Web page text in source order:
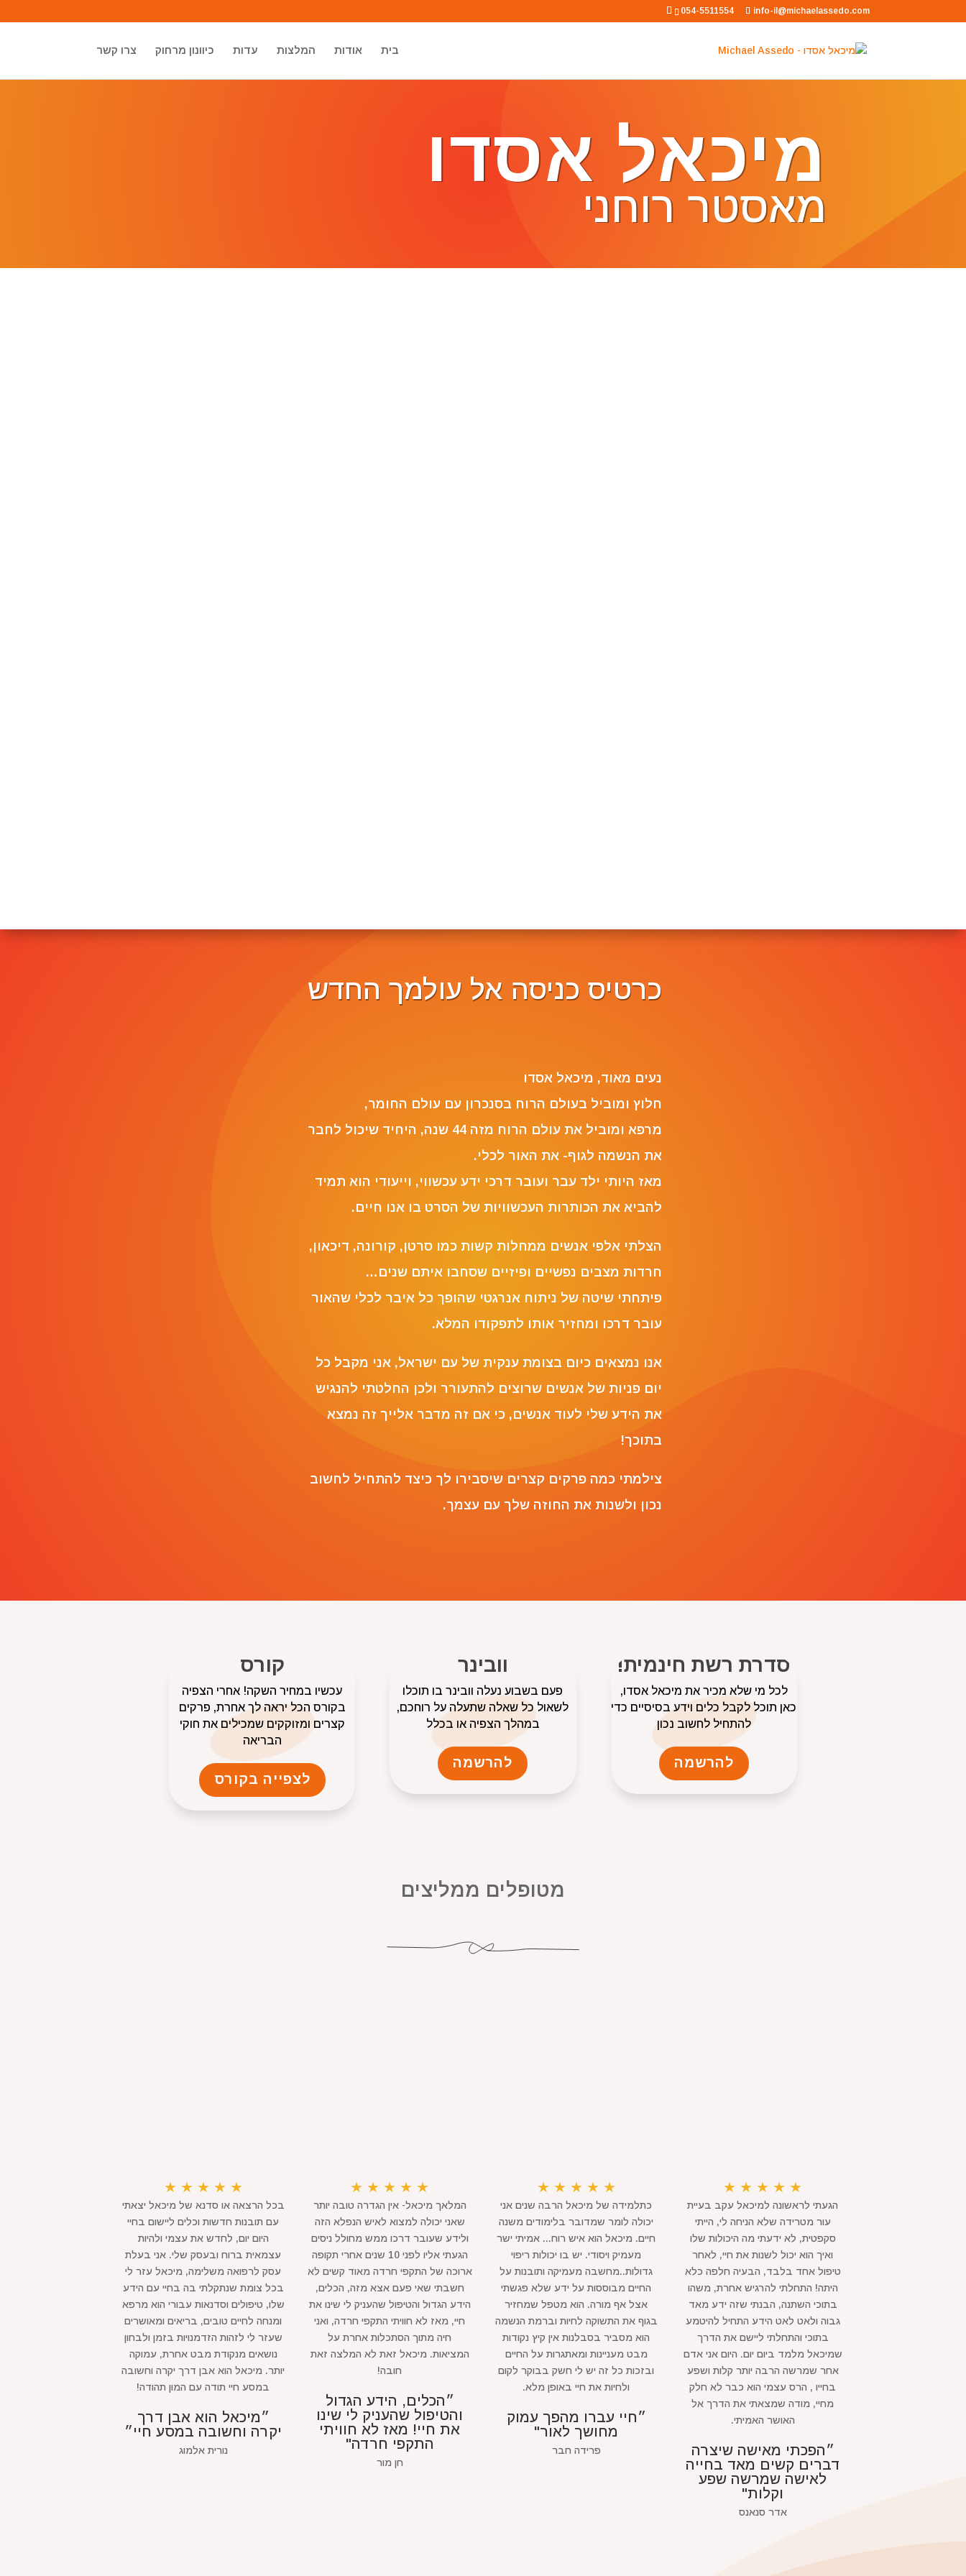
054-5511554 info-il@michaelassedo.com
בית אודות המלצות עדות כיוונון מרחוק צרו קשר
מיכאל אסדו
מאסטר רוחני
כרטיס כניסה אל עולמך החדש
נעים מאוד, ‏מיכאל אסדו
חלוץ ומוביל בעולם הרוח בסנכרון עם עולם החומר,
מרפא ומוביל את עולם הרוח מזה 44 שנה, היחיד שיכול לחבר
את הנשמה לגוף- את האור לכלי.
מאז היותי ילד עבר ועובר דרכי ידע עכשווי, וייעודי הוא תמיד
להביא את הכותרות העכשוויות של הסרט בו אנו חיים.
הצלתי אלפי אנשים ממחלות קשות כמו סרטן, קורונה, דיכאון,
חרדות מצבים נפשיים ופיזיים שסחבו איתם שנים…
פיתחתי שיטה של ניתוח אנרגטי שהופך כל איבר לכלי שהאור
עובר דרכו ומחזיר אותו לתפקודו המלא.
אנו נמצאים כיום בצומת ענקית של עם ישראל, אני מקבל כל
יום פניות של אנשים שרוצים להתעורר ולכן החלטתי להנגיש
את הידע שלי לעוד אנשים, כי אם זה מדבר אלייך זה נמצא
בתוכך!
צילמתי כמה פרקים קצרים שיסבירו לך כיצד להתחיל לחשוב
נכון ולשנות את החוזה שלך עם עצמך.
קורס
עכשיו במחיר השקה! אחרי הצפיה
בקורס הכל יראה לך אחרת, פרקים
קצרים ומזוקקים שמכילים את חוקי
הבריאה
לצפייה בקורס
וובינר
פעם בשבוע נעלה וובינר בו תוכלו
לשאול כל שאלה שתעלה על רוחכם,
במהלך הצפיה או בכלל
להרשמה
סדרת רשת חינמית!
לכל מי שלא מכיר את מיכאל אסדו,
כאן תוכל לקבל כלים וידע בסיסיים כדי
להתחיל לחשוב נכון
להרשמה
מטופלים ממליצים
★
★
★
★
★
בכל הרצאה או סדנא של מיכאל יצאתי
עם תובנות חדשות וכלים ליישום בחיי
היום יום, לחדש את עצמי ולהיות
עצמאית ברוח ובעסק שלי. אני בעלת
עסק לרפואה משלימה, מיכאל עזר לי
בכל צומת שנתקלתי בה בחיי עם הידע
שלו, טיפולים וסדנאות עבורי הוא מרפא
ומנחה לחיים טובים, בריאים ומאושרים
שעזר לי לזהות הזדמנויות בזמן ולבחון
נושאים מנקודת מבט אחרת, עמוקה
יותר. מיכאל הוא אבן דרך יקרה וחשובה
במסע חיי תודה עם המון תהודה!
״מיכאל הוא אבן דרך
יקרה וחשובה במסע חיי״
נורית אלמוג
★
★
★
★
★
המלאך מיכאל- אין הגדרה טובה יותר
שאני יכולה למצוא לאיש הנפלא הזה
ולידע שעובר דרכו ממש מחולל ניסים
הגעתי אליו לפני 10 שנים אחרי תקופה
ארוכה של התקפי חרדה מאוד קשים לא
חשבתי שאי פעם אצא מזה, הכלים,
הידע הגדול והטיפול שהעניק לי שינו את
חיי, מאז לא חוויתי התקפי חרדה, ואני
חיה מתוך הסתכלות אחרת על
המציאות. מיכאל זאת לא המלצה זאת
חובה!
״הכלים, הידע הגדול
והטיפול שהעניק לי שינו
את חיי! מאז לא חוויתי
התקפי חרדה"
חן מור
★
★
★
★
★
כתלמידה של מיכאל הרבה שנים אני
יכולה לומר שמדובר בלימודים משנה
חיים. מיכאל הוא איש רוח... אמיתי ישר
מעמיק ויסודי. יש בו יכולות ריפוי
גדולות..מחשבה מעמיקה ותובנות על
החיים מבוססות על ידע שלא פגשתי
אצל אף מורה. הוא מטפל שמחזיר
בגוף את התשוקה לחיות וברמת הנשמה
הוא מסביר בסבלנות אין קיץ נקודות
מבט מעניינות ומאתגרות על החיים
ובזכות כל זה יש לי חשק בבוקר לקום
ולחיות את חיי באופן מלא.
״חיי עברו מהפך עמוק
מחושך לאור"
פרידה חבר
★
★
★
★
★
הגעתי לראשונה למיכאל עקב בעיית
עור מטרידה שלא הניחה לי, הייתי
סקפטית, לא ידעתי מה היכולות שלו
ואיך הוא יכול לשנות את חיי, לאחר
טיפול אחד בלבד, הבעיה חלפה כלא
היתה! התחלתי להרגיש אחרת, משהו
בתוכי השתנה, הבנתי שזה ידע מאד
גבוה ולאט לאט הידע התחיל להיטמע
בתוכי והתחלתי ליישם את הדרך
שמיכאל מלמד ביום יום. היום אני אדם
אחר שמרשה הרבה יותר קלות ושפע
בחייו , הרס עצמי הוא כבר לא חלק
מחיי, מודה שמצאתי את הדרך אל
האושר האמיתי.
״הפכתי מאישה שיצרה
דברים קשים מאד בחייה
לאישה שמרשה שפע
וקלות"
אדר סנאנס